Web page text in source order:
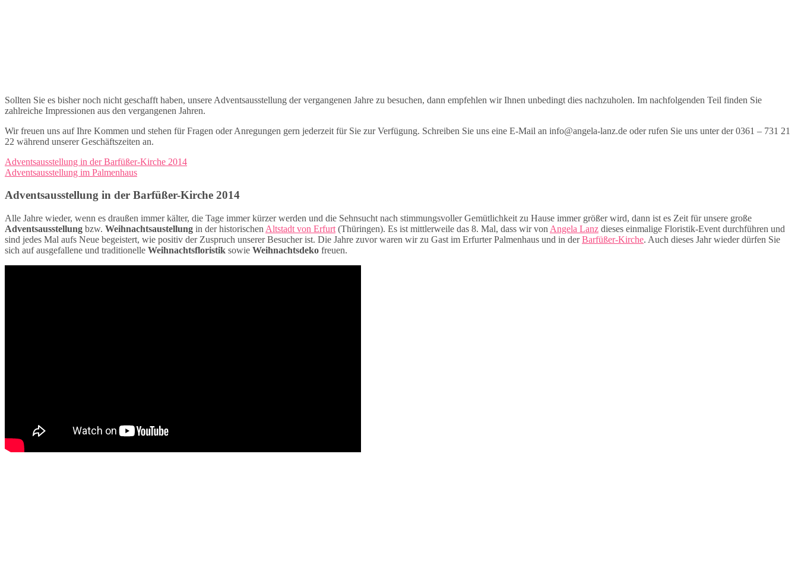
Sollten Sie es bisher noch nicht geschafft haben, unsere Adventsausstellung der vergangenen Jahre zu besuchen, dann empfehlen wir Ihnen unbedingt dies nachzuholen. Im nachfolgenden Teil finden Sie
zahlreiche Impressionen aus den vergangenen Jahren.
Wir freuen uns auf Ihre Kommen und stehen für Fragen oder Anregungen gern jederzeit für Sie zur Verfügung. Schreiben Sie uns eine E-Mail an info@angela-lanz.de oder rufen Sie uns unter der 0361 – 731 21
22 während unserer Geschäftszeiten an.
Adventsausstellung in der Barfüßer-Kirche 2014
Adventsausstellung im Palmenhaus
Adventsausstellung in der Barfüßer-Kirche 2014
Alle Jahre wieder, wenn es draußen immer kälter, die Tage immer kürzer werden und die Sehnsucht nach stimmungsvoller Gemütlichkeit zu Hause immer größer wird, dann ist es Zeit für unsere große
Adventsausstellung bzw. Weihnachtsaustellung in der historischen Altstadt von Erfurt (Thüringen). Es ist mittlerweile das 8. Mal, dass wir von Angela Lanz dieses einmalige Floristik-Event durchführen und
sind jedes Mal aufs Neue begeistert, wie positiv der Zuspruch unserer Besucher ist. Die Jahre zuvor waren wir zu Gast im Erfurter Palmenhaus und in derBarfüßer-Kirche. Auch dieses Jahr wieder dürfen Sie
sich auf ausgefallene und traditionelle Weihnachtsfloristik sowie Weihnachtsdeko freuen.